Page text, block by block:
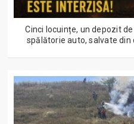
Cinci locuințe, un depozit
spălătorie auto, salvate